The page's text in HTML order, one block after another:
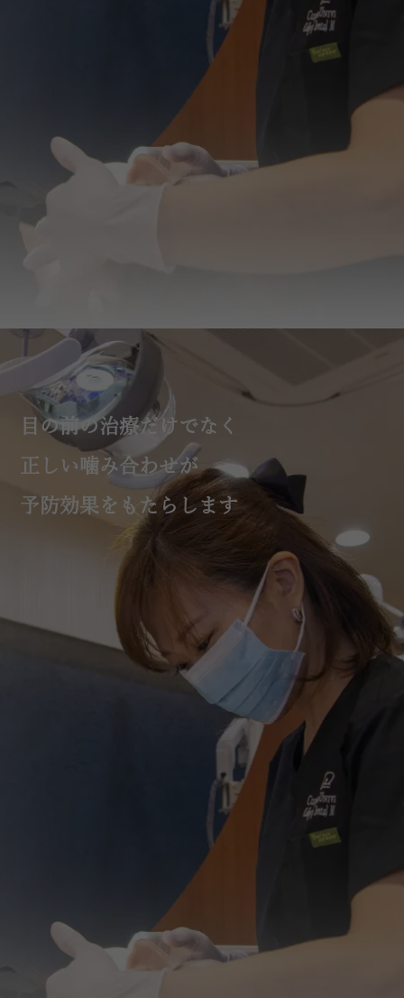
目の前の治療だけでなく
正しい噛み合わせが
予防効果をもたらします